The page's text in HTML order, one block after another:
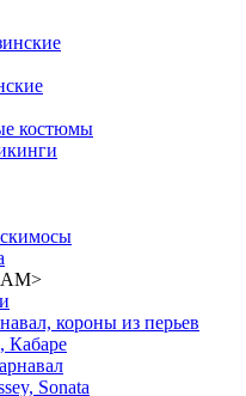
костюмы
>
короны из перьев
Кабаре
Sonata